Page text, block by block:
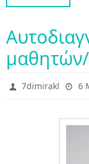
7dimirakl 6